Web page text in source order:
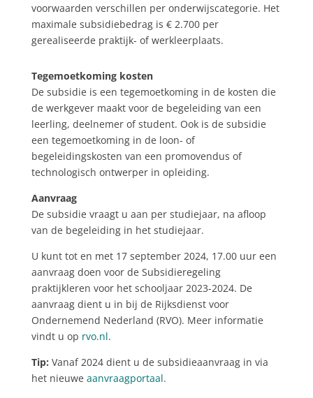
voorwaarden verschillen per onderwijscategorie. Het
maximale subsidiebedrag is € 2.700 per
gerealiseerde praktijk- of werkleerplaats.
Tegemoetkoming kosten
De subsidie is een tegemoetkoming in de kosten die
de werkgever maakt voor de begeleiding van een
leerling, deelnemer of student. Ook is de subsidie
een tegemoetkoming in de loon- of
begeleidingskosten van een promovendus of
technologisch ontwerper in opleiding.
Aanvraag
De subsidie vraagt u aan per studiejaar, na afloop
van de begeleiding in het studiejaar.
U kunt tot en met 17 september 2024, 17.00 uur een
aanvraag doen voor de Subsidieregeling
praktijkleren voor het schooljaar 2023-2024. De
aanvraag dient u in bij de Rijksdienst voor
Ondernemend Nederland (RVO). Meer informatie
vindt u op rvo.nl.
Tip: Vanaf 2024 dient u de subsidieaanvraag in via
het nieuwe aanvraagportaal.